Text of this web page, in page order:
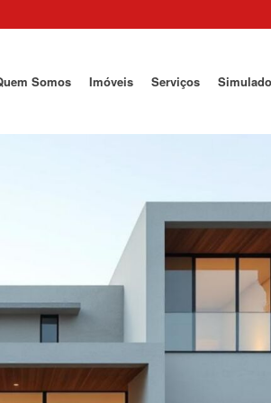
Somos Imóveis Serviços